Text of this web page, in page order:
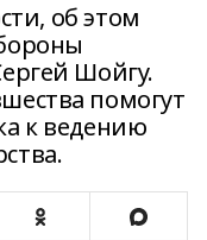
об этом
Шойгу.
помогут
к ведению